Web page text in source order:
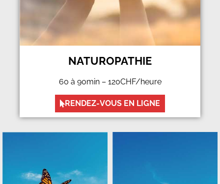
NATUROPATHIE
60 à 90min – 120CHF/heure
RENDEZ-VOUS EN LIGNE